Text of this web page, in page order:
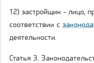
12) застройщик - лицо,
соответствии с
деятельности.
Статья 3.